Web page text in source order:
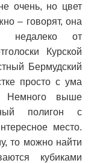
очень, но цвет
– говорят, она
недалеко от
Курской
Бермудский
просто с ума
Немного выше
полигон с
место.
то можно найти
кубиками